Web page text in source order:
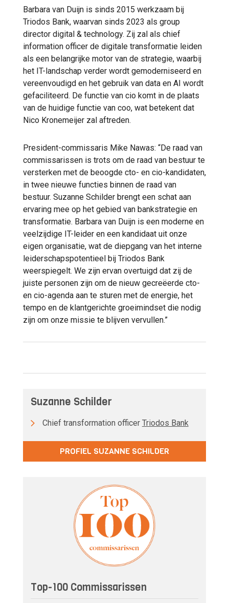
Barbara van Duijn is sinds 2015 werkzaam bij
Triodos Bank, waarvan sinds 2023 als group
director digital & technology. Zij zal als chief
information officer de digitale transformatie leiden
als een belangrijke motor van de strategie, waarbij
het IT-landschap verder wordt gemoderniseerd en
vereenvoudigd en het gebruik van data en AI wordt
gefaciliteerd. De functie van cio komt in de plaats
van de huidige functie van coo, wat betekent dat
Nico Kronemeijer zal aftreden.
President-commissaris Mike Nawas: “De raad van
commissarissen is trots om de raad van bestuur te
versterken met de beoogde cto- en cio-kandidaten,
in twee nieuwe functies binnen de raad van
bestuur. Suzanne Schilder brengt een schat aan
ervaring mee op het gebied van bankstrategie en
transformatie. Barbara van Duijn is een moderne en
veelzijdige IT-leider en een kandidaat uit onze
eigen organisatie, wat de diepgang van het interne
leiderschapspotentieel bij Triodos Bank
weerspiegelt. We zijn ervan overtuigd dat zij de
juiste personen zijn om de nieuw gecreëerde cto-
en cio-agenda aan te sturen met de energie, het
tempo en de klantgerichte groeimindset die nodig
zijn om onze missie te blijven vervullen.”
Suzanne Schilder
Chief transformation officer Triodos Bank
PROFIEL SUZANNE SCHILDER
Top-100 Commissarissen